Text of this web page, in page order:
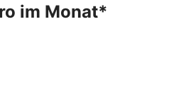
im Monat*